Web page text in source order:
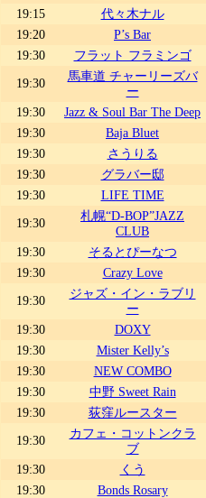
19:15
代々木ナル
19:20
P’s Bar
19:30
フラット フラミンゴ
19:30
馬車道 チャーリーズバ
ー
19:30
Jazz & Soul Bar The Deep
19:30
Baja Bluet
19:30
さうりる
19:30
グラバー邸
19:30
LIFE TIME
19:30
札幌“D-BOP”JAZZ
CLUB
19:30
そるとぴーなつ
19:30
Crazy Love
19:30
ジャズ・イン・ラブリ
ー
19:30
DOXY
19:30
Mister Kelly’s
19:30
NEW COMBO
19:30
中野 Sweet Rain
19:30
荻窪ルースター
19:30
カフェ・コットンクラ
ブ
19:30
くう
19:30
Bonds Rosary